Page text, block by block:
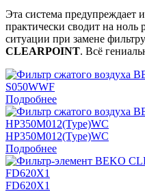
Эта система предупреждает
практически сводит на ноль
ситуации при замене
CLEARPOINT. Всё
S050WWF
Подробнее
HP350M012(Type)WC
Подробнее
FD620X1